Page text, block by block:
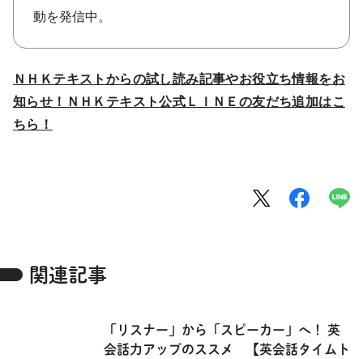
動を発信中。
ＮＨＫテキストからの試し読み記事やお役立ち情報をお
知らせ！ＮＨＫテキスト公式ＬＩＮＥの友だち追加はこ
ちら！
関連記事
「リスナー」から「スピーカー」へ！ 英
会話力アップのススメ 【英会話タイムト